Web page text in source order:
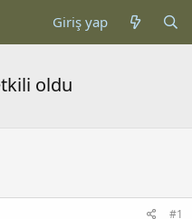
Giriş yap
oldu
#1